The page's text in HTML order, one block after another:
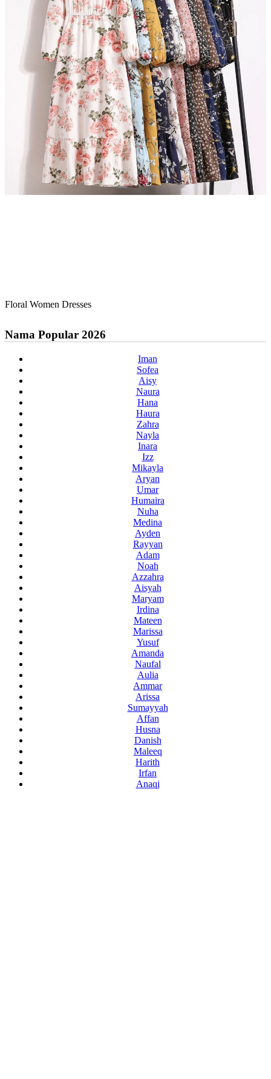
Floral Women Dresses
Nama Popular 2026
Iman
Sofea
Aisy
Naura
Hana
Haura
Zahra
Nayla
Inara
Izz
Mikayla
Aryan
Umar
Humaira
Nuha
Medina
Ayden
Rayyan
Adam
Noah
Azzahra
Aisyah
Maryam
Irdina
Mateen
Marissa
Yusuf
Amanda
Naufal
Aulia
Ammar
Arissa
Sumayyah
Affan
Husna
Danish
Maleeq
Harith
Irfan
Anaqi